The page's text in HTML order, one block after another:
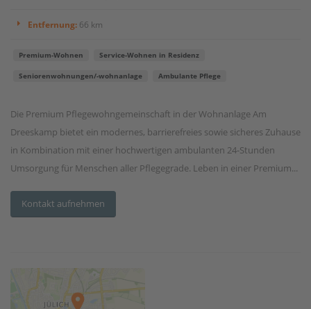
Entfernung: 66 km
Premium-Wohnen Service-Wohnen in Residenz
Seniorenwohnungen/-wohnanlage Ambulante Pflege
Die Premium Pflegewohngemeinschaft in der Wohnanlage Am
Dreeskamp bietet ein modernes, barrierefreies sowie sicheres Zuhause
in Kombination mit einer hochwertigen ambulanten 24-Stunden
Umsorgung für Menschen aller Pflegegrade. Leben in einer Premium...
Kontakt aufnehmen